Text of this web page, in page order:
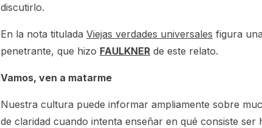
discutirlo.
En la nota titulada Viejas verdades universales figura
penetrante, que hizo FAULKNER de este relato.
Vamos, ven a matarme
Nuestra cultura puede informar ampliamente sobre
de claridad cuando intenta enseñar en qué consiste ser